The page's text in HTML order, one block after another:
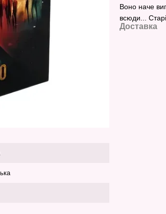
Воно наче
всюди...
Доставка